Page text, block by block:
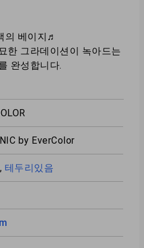
의 베이지♬
한 그라데이션이 녹아드는
완성합니다.
by EverColor
, 테두리있음